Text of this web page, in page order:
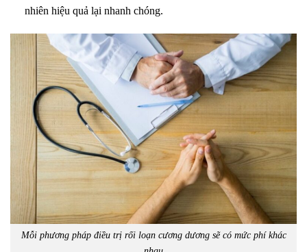
nhiên hiệu quả lại nhanh chóng.
Mỗi phương pháp điều trị rối loạn cương dương sẽ có mức phí khác